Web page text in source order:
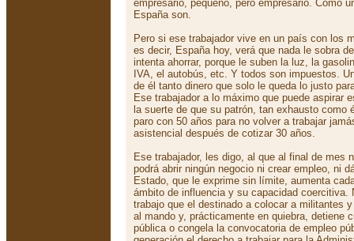
empresario, pequeño, pero empresario. Como
España son.
Pero si ese trabajador vive en un país con los
es decir, España hoy, verá que nada le sobra
intenta ahorrar, porque le suben la luz, la
IVA, el autobús, etc. Y todos son impuestos.
de él tanto dinero que solo le queda lo justo
Ese trabajador a lo máximo que puede aspirar
la suerte de que su patrón, tan exhausto como
paro con 50 años para no volver a trabajar
asistencial después de cotizar 30 años.
Ese trabajador, les digo, al que al final de mes
podrá abrir ningún negocio ni crear empleo, ni
Estado, que le exprime sin límite, aumenta
ámbito de influencia y su capacidad coercitiva.
trabajo que el destinado a colocar a militantes
al mando y, prácticamente en quiebra, detiene
pública o congela la convocatoria de empleo